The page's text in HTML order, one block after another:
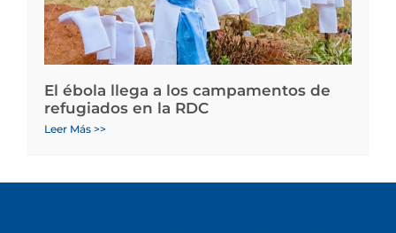
El ébola llega a los campamentos de
refugiados en la RDC
Leer Más >>